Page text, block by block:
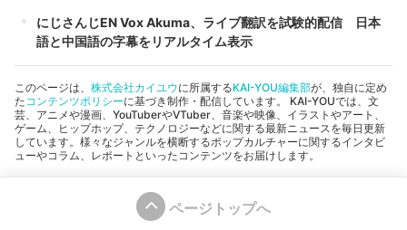
にじさんじEN Vox Akuma、ライブ翻訳を試験的配信 日本
語と中国語の字幕をリアルタイム表示
このページは、 株式会社カイユウに所属するKAI-YOU編集部が、独自に定め
た コンテンツポリシーに基づき制作・配信しています。 KAI-YOUでは、文
芸、アニメや漫画、YouTuberやVTuber、音楽や映像、イラストやアート、
ゲーム、ヒップホップ、テクノロジーなどに関する最新ニュースを毎日更新
しています。様々なジャンルを横断するポップカルチャーに関するインタビ
ューやコラム、レポートといったコンテンツをお届けします。
ページトップへ